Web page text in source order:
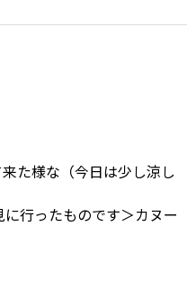
た様な（今日は少し涼し
行ったものです＞カヌー